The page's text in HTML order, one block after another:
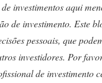
investimentos aqui
de investimento. Este
pessoais, que
investidores. Por
de investimento